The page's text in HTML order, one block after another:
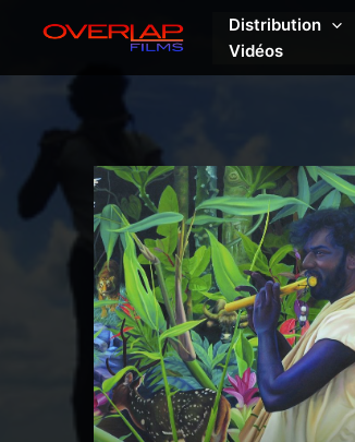
contenu
Distribution
Vidéos